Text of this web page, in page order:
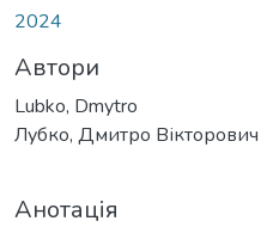
2024
Автори
Lubko, Dmytro
Лубко, Дмитро Вікторович
Анотація